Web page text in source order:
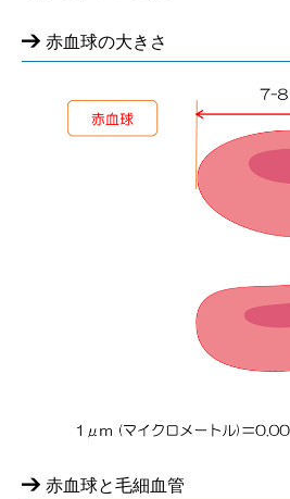
健康セミナー
赤血球の大きさ
赤血球と毛細血管